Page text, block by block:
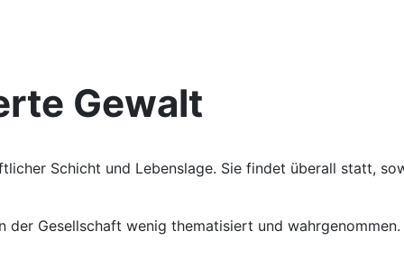
Gewalt
Schicht und Lebenslage. Sie findet überall statt,
Gesellschaft wenig thematisiert und wahrgenommen.